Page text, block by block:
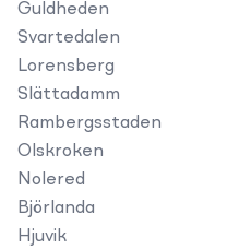
Guldheden
Svartedalen
Lorensberg
Slättadamm
Rambergsstaden
Olskroken
Nolered
Björlanda
Hjuvik